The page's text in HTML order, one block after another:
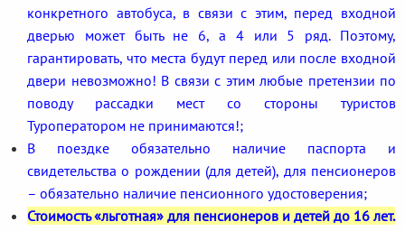
конкретного автобуса, в связи с этим, перед входной
дверью может быть не 6, а 4 или 5 ряд. Поэтому,
гарантировать, что места будут перед или после входной
двери невозможно! В связи с этим любые претензии по
поводу рассадки мест со стороны туристов
Туроператором не принимаются!;
В поездке обязательно наличие паспорта и
свидетельства о рождении (для детей), для пенсионеров
– обязательно наличие пенсионного удостоверения;
Стоимость «льготная» для пенсионеров и детей до 16 лет.